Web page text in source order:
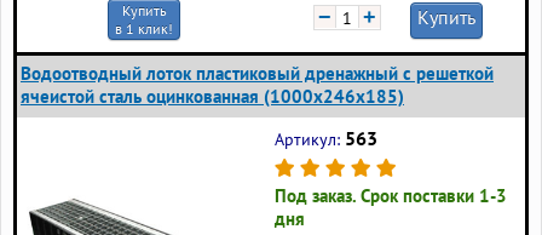
Купить
в 1 клик!
− + Купить
Водоотводный лоток пластиковый дренажный с решеткой
ячеистой сталь оцинкованная (1000x246x185)
Артикул: 563
Под заказ. Срок поставки 1-3
дня